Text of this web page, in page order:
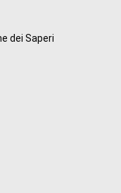
dei Saperi